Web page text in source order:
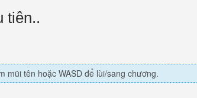
tiên..
mũi tên hoặc WASD để lùi/sang chương.